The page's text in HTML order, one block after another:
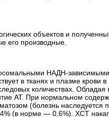
объектов и
его производные.
НАДН-
в тканях и плазме крови
количествах.
АТ. При нормальном
(болезнь наследуется
(в норме — 0,6%). ХСТ